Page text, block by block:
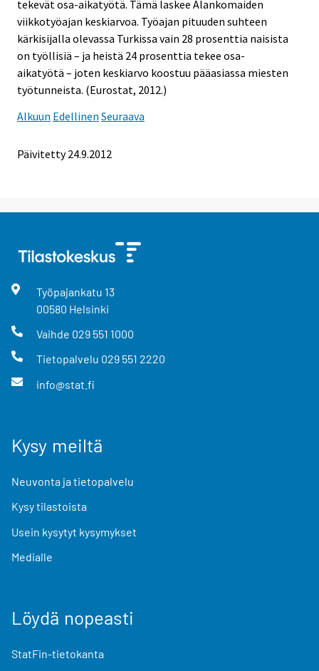
tekevät osa-aikatyötä. Tämä laskee Alankomaiden
viikkotyöajan keskiarvoa. Työajan pituuden suhteen
kärkisijalla olevassa Turkissa vain 28 prosenttia naisista
on työllisiä – ja heistä 24 prosenttia tekee osa-
aikatyötä – joten keskiarvo koostuu pääasiassa miesten
työtunneista. (Eurostat, 2012.)
Alkuun Edellinen Seuraava
Päivitetty 24.9.2012
Työpajankatu 13
00580 Helsinki
Vaihde 029 551 1000
Tietopalvelu 029 551 2220
info@stat.fi
Kysy meiltä
Neuvonta ja tietopalvelu
Kysy tilastoista
Usein kysytyt kysymykset
Medialle
Löydä nopeasti
StatFin-tietokanta